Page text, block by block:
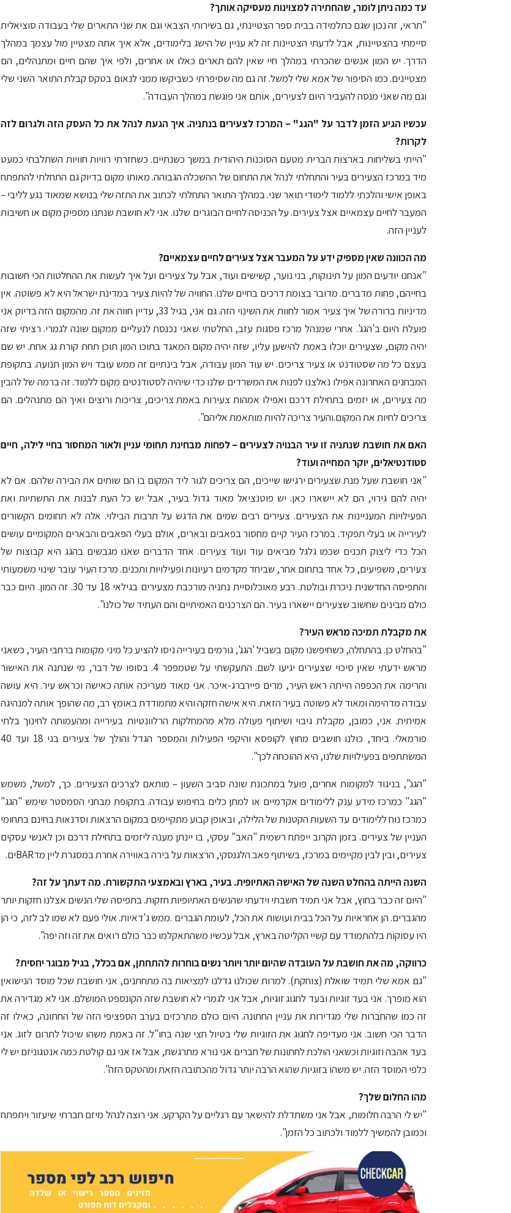
עד כמה ניתן לומר, שהחתירה למצוינות מעסיקה אותך?
"תראי, זה נכון שגם כתלמידה בבית ספר הצטיינתי, גם בשירותי הצבאי וגם את שני התארים שלי בעבודה סוציאלית
סיימתי בהצטיינות, אבל לדעתי הצטיינות זה לא עניין של הישג בלימודים, אלא איך אתה מצטיין מול עצמך במהלך
הדרך. יש המון אנשים שהכרתי במהלך חיי שאין להם תארים כאלו או אחרים, ולפי איך שהם חיים ומתנהלים, הם
מצטיינים. כמו הסיפור של אמא שלי למשל. זה גם מה שסיפרתי כשביקשו ממני לנאום בטקס קבלת התואר השני שלי
וגם מה שאני מנסה להעביר היום לצעירים, אותם אני פוגשת במהלך העבודה".
עכשיו הגיע הזמן לדבר על "הגג" – המרכז לצעירים בנתניה. איך הגעת לנהל את כל העסק הזה ולגרום לזה
לקרות?
"הייתי בשליחות בארצות הברית מטעם הסוכנות היהודית במשך כשנתיים. כשחזרתי רוויות חוויות השתלבתי כמעט
מיד במרכז הצעירים בעיר והתחלתי לנהל את התחום של ההשכלה הגבוהה. מאותו מקום בדיוק גם התחלתי להתפתח
באופן אישי והלכתי ללמוד לימודי תואר שני. במהלך התואר התחלתי לכתוב את התזה שלי בנושא שמאוד נגע לליבי –
המעבר לחיים עצמאיים אצל צעירים. על הכניסה לחיים הבוגרים שלנו. אני לא חושבת שנתנו מספיק מקום או חשיבות
לעניין הזה.
מה הכוונה שאין מספיק ידע על המעבר אצל צעירים לחיים עצמאיים?
"אנחנו יודעים המון על תינוקות, בני נוער, קשישים ועוד, אבל על צעירים ועל איך לעשות את ההחלטות הכי חשובות
בחייהם, פחות מדברים. מדובר בצומת דרכים בחיים שלנו. החוויה של להיות צעיר במדינת ישראל היא לא פשוטה. אין
מדיניות ברורה של איך צעיר אמור לחוות את השינוי הזה. גם אני, בגיל 33, עדיין חווה את זה. מהמקום הזה בדיוק אני
פועלת היום ב'הגג'. אחרי שמנהל מרכז פסגות עזב, החלטתי שאני נכנסת לנעליים ממקום שונה לגמרי. רציתי שזה
יהיה מקום, שצעירים יוכלו באמת להישען עליו, שזה יהיה מקום המאגד בתוכו המון תוכן תחת קורת גג אחת. יש שם
בעצם כל מה שסטודנט או צעיר צריכים. יש עוד המון עבודה, אבל בינתיים זה ממש עובד ויש המון תנועה. בתקופת
המבחנים האחרונה אפילו נאלצנו לפנות את המשרדים שלנו כדי שיהיה לסטודנטים מקום ללמוד. זה ברמה של להבין
מה צעירים, או יזמים בתחילת דרכם ואפילו אמהות צעירות באמת צריכים, צריכות ורוצים ואיך הם מתנהלים. הם
צריכים לחיות את המקום.והעיר צריכה להיות מותאמת אליהם".
האם את חושבת שנתניה זו עיר הבנויה לצעירים – לפחות מבחינת תחומי עניין ולאור המחסור בחיי לילה, חיים
סטודנטיאלים, יוקר המחייה ועוד?
"אני חושבת שעל מנת שצעירים ירגישו שייכים, הם צריכים לגור ליד המקום בו הם שותים את הבירה שלהם. אם לא
יהיה להם גירוי, הם לא יישארו כאן. יש פוטנציאל מאוד גדול בעיר, אבל יש כל העת לבנות את התשתיות ואת
הפעילויות המעניינות את הצעירים. צעירים רבים שמים את הדגש על תרבות הבילוי. אלה לא תחומים הקשורים
לעירייה או בעלי תפקיד. במרכז העיר קיים מחסור בפאבים ובארים, אולם בעלי הפאבים והבארים המקומיים עושים
הכל כדי ליצוק תכנים שכמו גלגל מביאים עוד ועוד צעירים. אחד הדברים שאנו מגבשים בהגג היא קבוצות של
צעירים, משפיעים, כל אחד בתחום אחר, שביחד מקדמים רעיונות ופעילויות ותכנים. מרכז העיר עובר שינוי משמעותי
והתפיסה החדשנית ניכרת ובולטת. רבע מאוכלוסיית נתניה מורכבת מצעירים בגילאי 18 עד 30. זה המון. היום כבר
כולם מבינים שחשוב שצעירים יישארו בעיר. הם הצרכנים האמיתיים והם העתיד של כולנו".
את מקבלת תמיכה מראש העיר?
"בהחלט כן. בהתחלה, כשחיפשנו מקום בשביל 'הגג', גורמים בעירייה ניסו להציע כל מיני מקומות ברחבי העיר, כשאני
מראש ידעתי שאין סיכוי שצעירים יגיעו לשם. התעקשתי על שטמפפר 4. בסופו של דבר, מי שנתנה את האישור
והרימה את הכפפה הייתה ראש העיר, מרים פיירברג-איכר. אני מאוד מעריכה אותה כאישה וכראש עיר. היא עושה
עבודה מדהימה ומאוד לא פשוטה בעיר הזאת. היא אישה חזקה והיא מתמודדת באומץ רב, מה שהופך אותה למנהיגה
אמיתית. אני, כמובן, מקבלת גיבוי ושיתוף פעולה מלא מהמחלקות הרלוונטיות בעירייה ומהעמותה לחינוך בלתי
פורמאלי. ביחד, כולנו חושבים מחוץ לקופסא והיקפי הפעילות והמספר הגדל והולך של צעירים בני 18 ועד 40
המשתתפים בפעילויות שלנו, היא ההוכחה לכך".
"הגג", בניגוד למקומות אחרים, פועל במתכונת שונה סביב השעון – מותאם לצרכים הצעירים. כך, למשל, משמש
"הגג" כמרכז מידע ענק ללימודים אקדמיים או למתן כלים בחיפוש עבודה. בתקופת מבחני הסמסטר שימש "הגג"
כמרכז נוח ללימודים עד השעות הקטנות של הלילה, ובאופן קבוע מתקיימים במקום הרצאות וסדנאות בחינם בתחומי
העניין של צעירים. בזמן הקרוב ייפתח רשמית "האב" עסקי, בו יינתן מענה ליזמים בתחילת דרכם וכן לאנשי עסקים
צעירים, ובין לבין מקיימים במרכז, בשיתוף פאב הלגנסקי, הרצאות על בירה באווירה אחרת במסגרת ליין מדBARים.
השנה הייתה בהחלט השנה של האישה האתיופית. בעיר, בארץ ובאמצעי התקשורת. מה דעתך על זה?
"היום זה כבר בחוץ, אבל אני תמיד חשבתי וידעתי שהנשים האתיופיות חזקות. בתפיסה שלי הנשים אצלנו חזקות יותר
מהגברים. הן אחראיות על הכל בבית ועושות את הכל, לעומת הגברים .ממש ג'דאיות. אולי פעם לא שמו לב לזה, כי הן
היו עסוקות בלהתמודד עם קשיי הקליטה בארץ, אבל עכשיו משהתאקלמו כבר כולם רואים את זה וזה יפה".
כרווקה, מה את חושבת על העובדה שהיום יותר ויותר נשים בוחרות להתחתן, אם בכלל, בגיל מבוגר יחסית?
"גם אמא שלי תמיד שואלת (צוחקת). למרות שכולנו גדלנו למציאות בה מתחתנים, אני חושבת שכל מוסד הנישואין
הוא מופרך. אני בעד זוגיות ובעד לחגוג זוגיות, אבל אני לגמרי לא חושבת שזה הקונספט המושלם. אני לא מגדירה את
זה כמו שהחברות שלי מגדירות את עניין החתונה. היום כולם מתרכזים בערב הספציפי הזה של החתונה, כאילו זה
הדבר הכי חשוב. אני מעדיפה לחגוג את הזוגיות שלי בטיול חצי שנה בחו"ל. זה באמת משהו שיכול לתרום לזוג. אני
בעד אהבה וזוגיות וכשאני הולכת לחתונות של חברים אני נורא מתרגשת, אבל אז אני גם קולטת כמה אנטגוניזם יש לי
כלפי המוסד הזה. יש משהו בזוגיות שהוא הרבה יותר גדול מהכתובה הזאת ומהטקס הזה".
מהו החלום שלך?
"יש לי הרבה חלומות, אבל אני משתדלת להישאר עם רגליים על הקרקע. אני רוצה לנהל מיזם חברתי שיעזור ויתפתח
וכמובן להמשיך ללמוד ולכתוב כל הזמן".